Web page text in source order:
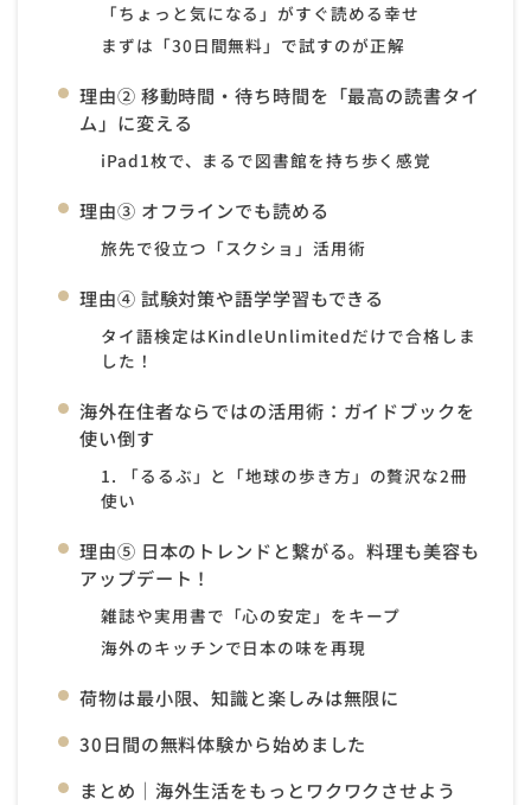
「ちょっと気になる」がすぐ読める幸せ
まずは「30日間無料」で試すのが正解
理由② 移動時間・待ち時間を「最高の読書タイ
ム」に変える
iPad1枚で、まるで図書館を持ち歩く感覚
理由③ オフラインでも読める
旅先で役立つ「スクショ」活用術
理由④ 試験対策や語学学習もできる
タイ語検定はKindleUnlimitedだけで合格しま
した！
海外在住者ならではの活用術：ガイドブックを
使い倒す
1. 「るるぶ」と「地球の歩き方」の贅沢な2冊
使い
理由⑤ 日本のトレンドと繋がる。料理も美容も
アップデート！
雑誌や実用書で「心の安定」をキープ
海外のキッチンで日本の味を再現
荷物は最小限、知識と楽しみは無限に
30日間の無料体験から始めました
まとめ｜海外生活をもっとワクワクさせよう